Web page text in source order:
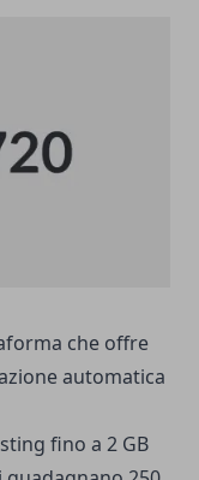
che offre
automatica
fino a 2 GB